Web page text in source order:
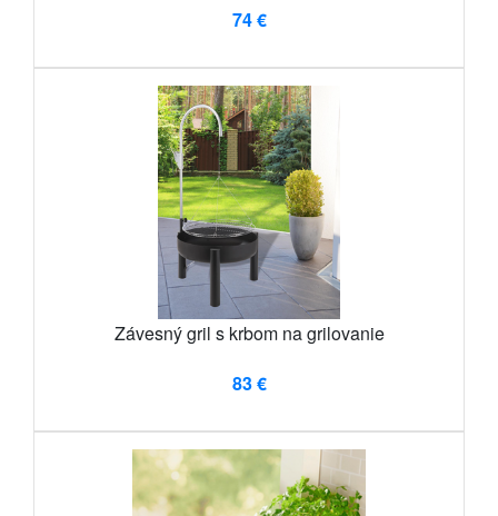
74 €
Závesný gril s krbom na grilovanie
83 €